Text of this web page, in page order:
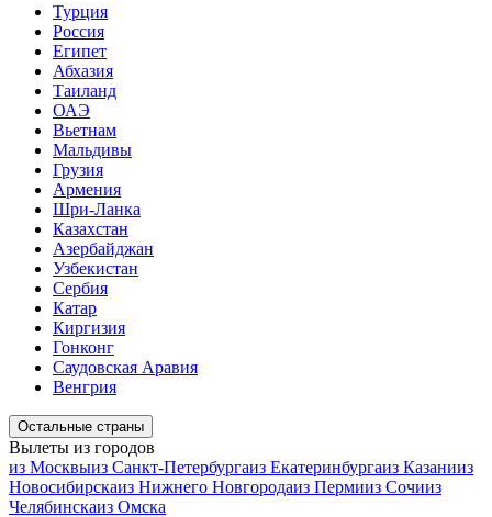
Турция
Россия
Египет
Абхазия
Таиланд
ОАЭ
Вьетнам
Мальдивы
Грузия
Армения
Шри-Ланка
Казахстан
Азербайджан
Узбекистан
Сербия
Катар
Киргизия
Гонконг
Саудовская Аравия
Венгрия
Остальные страны
Вылеты из городов
из Москвыиз Санкт-Петербургаиз Екатеринбургаиз Казанииз
Новосибирскаиз Нижнего Новгородаиз Пермииз Сочииз
Челябинскаиз Омска